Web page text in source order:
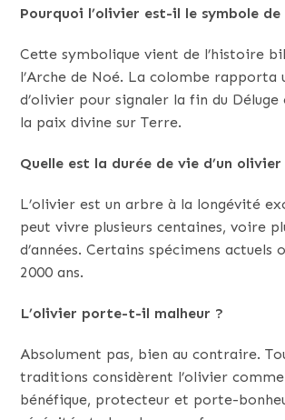
Pourquoi l’olivier est-il le symbole
Cette symbolique vient de l’histoire
l’Arche de Noé. La colombe rapporta
d’olivier pour signaler la fin du
la paix divine sur Terre.
Quelle est la durée de vie d’un olivier
L’olivier est un arbre à la longévité
peut vivre plusieurs centaines, voire
d’années. Certains spécimens actuels
2000 ans.
L’olivier porte-t-il malheur ?
Absolument pas, bien au contraire.
traditions considèrent l’olivier
bénéfique, protecteur et porte-